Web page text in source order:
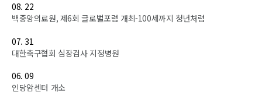
08. 22
백중앙의료원, 제6회 글로벌포럼 개최-100세까지 청년처럼
07. 31
대한축구협회 심장검사 지정병원
06. 09
인당암센터 개소